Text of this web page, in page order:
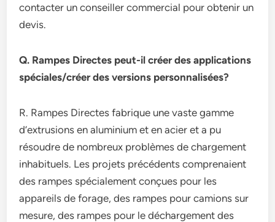
contacter un conseiller commercial pour obtenir un
devis.
Q. Rampes Directes peut-il créer des applications
spéciales/créer des versions personnalisées?
R. Rampes Directes fabrique une vaste gamme
d’extrusions en aluminium et en acier et a pu
résoudre de nombreux problèmes de chargement
inhabituels. Les projets précédents comprenaient
des rampes spécialement conçues pour les
appareils de forage, des rampes pour camions sur
mesure, des rampes pour le déchargement des